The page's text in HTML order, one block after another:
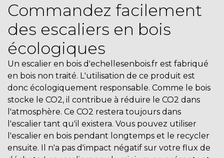
Commandez facilement
des escaliers en bois
écologiques
Un escalier en bois d'echellesenbois.fr est fabriqué
en bois non traité. L'utilisation de ce produit est
donc écologiquement responsable. Comme le bois
stocke le CO2, il contribue à réduire le CO2 dans
l'atmosphère. Ce CO2 restera toujours dans
l'escalier tant qu'il existera. Vous pouvez utiliser
l'escalier en bois pendant longtemps et le recycler
ensuite. Il n'a pas d'impact négatif sur votre flux de